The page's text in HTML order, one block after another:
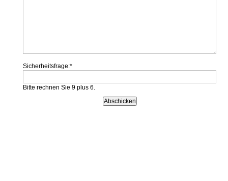
Sicherheitsfrage:*
Bitte rechnen Sie 9 plus 6.